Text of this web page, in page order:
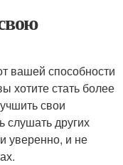
вашей способности
хотите стать более
свои
слушать других
уверенно, и не